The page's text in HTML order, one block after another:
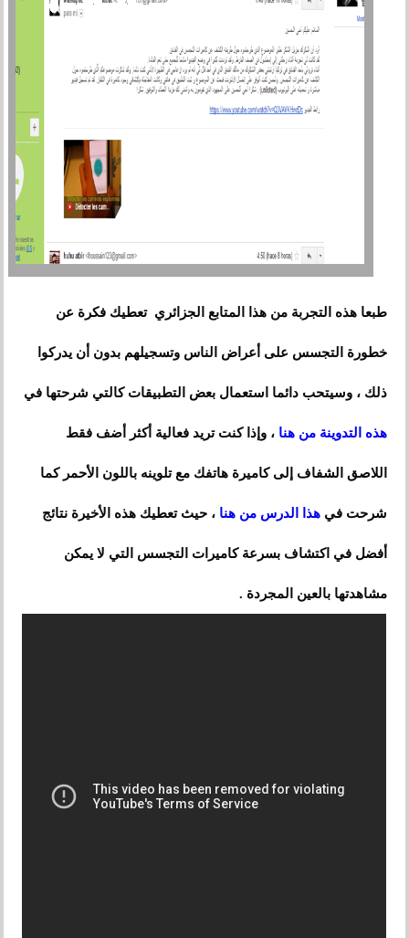
طبعا هذه التجربة من هذا المتابع الجزائري تعطيك فكرة عن
خطورة التجسس على أعراض الناس وتسجيلهم بدون أن يدركوا
ذلك ، وسيتحب دائما استعمال بعض التطبيقات كالتي شرحتها في
هذه التدوينة من هنا ، وإذا كنت تريد فعالية أكثر أضف فقط
اللاصق الشفاف إلى كاميرة هاتفك مع تلوينه باللون الأحمر كما
شرحت في هذا الدرس من هنا ، حيث تعطيك هذه الأخيرة نتائج
أفضل في اكتشاف بسرعة كاميرات التجسس التي لا يمكن
مشاهدتها بالعين المجردة .